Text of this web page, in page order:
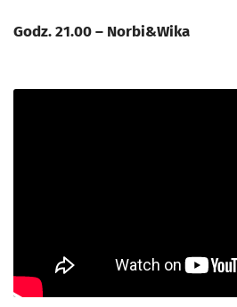
Godz. 21.00 – Norbi&Wika